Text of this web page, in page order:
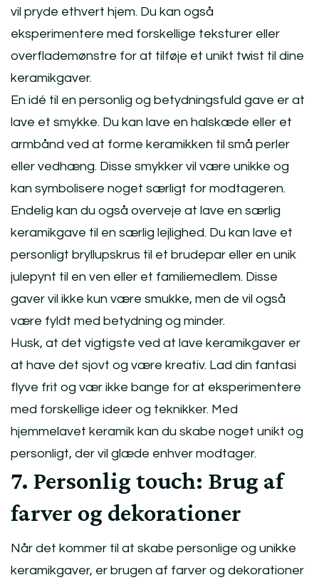
vil pryde ethvert hjem. Du kan også
eksperimentere med forskellige teksturer eller
overflademønstre for at tilføje et unikt twist til dine
keramikgaver.
En idé til en personlig og betydningsfuld gave er at
lave et smykke. Du kan lave en halskæde eller et
armbånd ved at forme keramikken til små perler
eller vedhæng. Disse smykker vil være unikke og
kan symbolisere noget særligt for modtageren.
Endelig kan du også overveje at lave en særlig
keramikgave til en særlig lejlighed. Du kan lave et
personligt bryllupskrus til et brudepar eller en unik
julepynt til en ven eller et familiemedlem. Disse
gaver vil ikke kun være smukke, men de vil også
være fyldt med betydning og minder.
Husk, at det vigtigste ved at lave keramikgaver er
at have det sjovt og være kreativ. Lad din fantasi
flyve frit og vær ikke bange for at eksperimentere
med forskellige ideer og teknikker. Med
hjemmelavet keramik kan du skabe noget unikt og
personligt, der vil glæde enhver modtager.
7. Personlig touch: Brug af
farver og dekorationer
Når det kommer til at skabe personlige og unikke
keramikgaver, er brugen af farver og dekorationer